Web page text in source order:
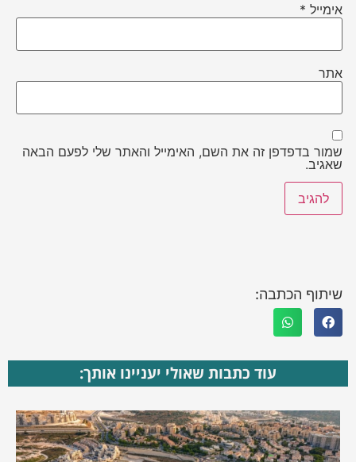
אימייל *
אתר
שמור בדפדפן זה את השם, האימייל והאתר שלי לפעם הבאה
שאגיב.
שיתוף הכתבה:
עוד כתבות שאולי יעניינו אותך: